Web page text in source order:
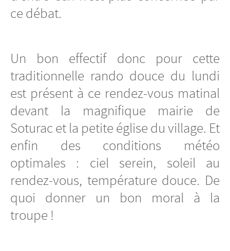
ce débat.
Un bon effectif donc pour cette
traditionnelle rando douce du lundi
est présent à ce rendez-vous matinal
devant la magnifique mairie de
Soturac et la petite église du village. Et
enfin des conditions météo
optimales : ciel serein, soleil au
rendez-vous, température douce. De
quoi donner un bon moral à la
troupe !